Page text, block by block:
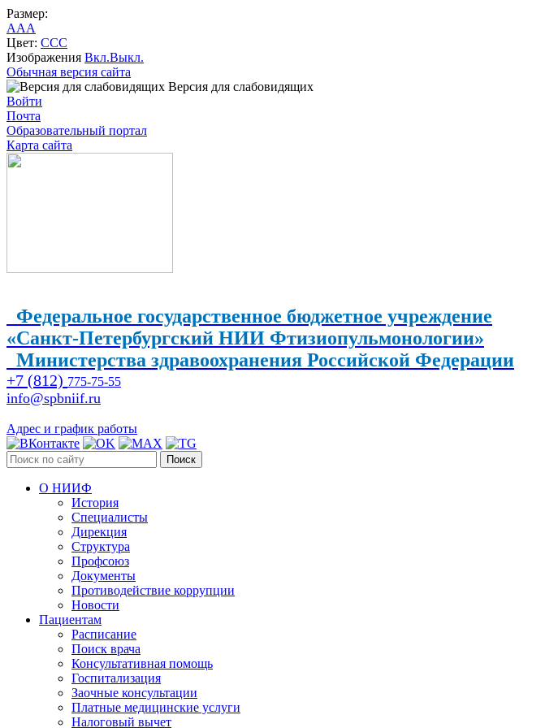
Размер:
AAA
Цвет: CCC
Изображения Вкл.Выкл.
Обычная версия сайта
Версия для слабовидящих
Войти
Почта
Образовательный портал
Карта сайта
Федеральное государственное бюджетное учреждение
«Санкт-Петербургский НИИ Фтизиопульмонологии»
Министерства здравоохранения Российской Федерации
+7 (812) 775-75-55
info@spbniif.ru
Адрес и график работы
Поиск
О НИИФ
История
Специалисты
Дирекция
Структура
Профсоюз
Документы
Противодействие коррупции
Новости
Пациентам
Расписание
Поиск врача
Консультативная помощь
Госпитализация
Заочные консультации
Платные медицинские услуги
Налоговый вычет